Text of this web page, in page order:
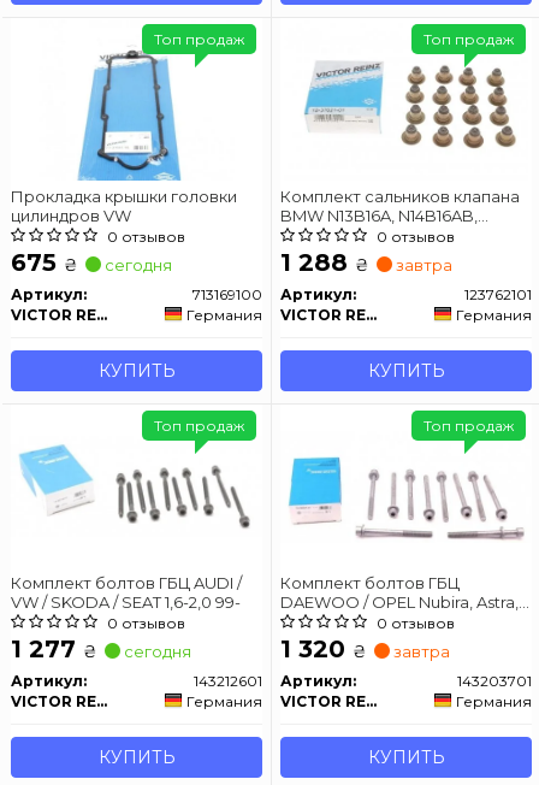
Прокладка крышки головки
цилиндров VW
0 отзывов
675 ₴ сегодня
Артикул:
713169100
VICTOR REINZ
Германия
КУПИТЬ
Топ продаж
Комплект сальников клапана
BMW N13B16A, N14B16AB,
CITROEN, PEUGEOT 06-16
0 отзывов
1 288 ₴ завтра
Артикул:
123762101
VICTOR REINZ
Германия
КУПИТЬ
Топ продаж
Комплект болтов ГБЦ AUDI /
VW / SKODA / SEAT 1,6-2,0 99-
0 отзывов
1 277 ₴ сегодня
Артикул:
143212601
VICTOR REINZ
Германия
КУПИТЬ
Топ продаж
Комплект болтов ГБЦ
DAEWOO / OPEL Nubira, Astra,
Kadet, Omega, Vectra
0 отзывов
1 320 ₴ завтра
Артикул:
143203701
VICTOR REINZ
Германия
КУПИТЬ
Топ продаж